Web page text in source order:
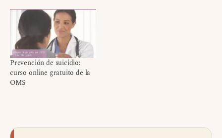
Prevención de suicidio:
curso online gratuito de la
OMS